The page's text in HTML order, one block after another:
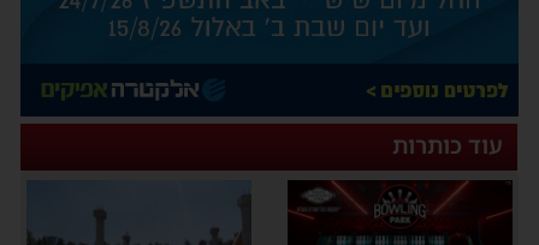
עוד כותרות